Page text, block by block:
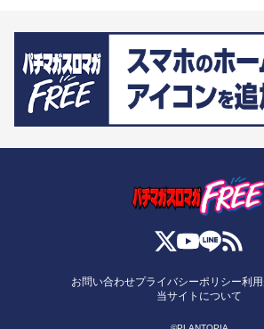
お問い合わせプライバシーポリシー利
当サイトについて